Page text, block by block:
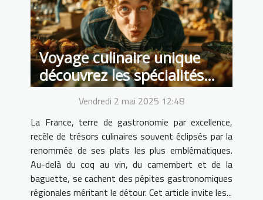
Voyage culinaire unique
découvrez les spécialités
régionales méconnues de
FranceVendredi 2 mai 2025 12:48
La France, terre de gastronomie par excellence,
recèle de trésors culinaires souvent éclipsés par la
renommée de ses plats les plus emblématiques.
Au-delà du coq au vin, du camembert et de la
baguette, se cachent des pépites gastronomiques
régionales méritant le détour. Cet article invite les...